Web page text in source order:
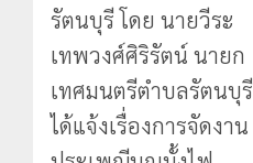
รัตนบุรี โดย นายวีระ
เทพวงศ์ศิริรัตน์ นายก
เทศมนตรีตำบลรัตนบุรี
ได้แจ้งเรื่องการจัดงาน